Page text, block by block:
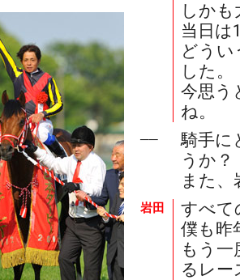
しか
当日は
どう
した。
今思う
ね。
──
騎手に
うか？
また
岩田
すべて
僕も昨
もう
るレー